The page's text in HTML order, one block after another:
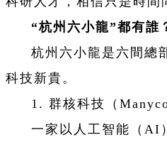
“杭州六小龍”都有誰
杭州六小龍是六間總
科技新貴。
1. 群核科技（
一家以人工智能（AI